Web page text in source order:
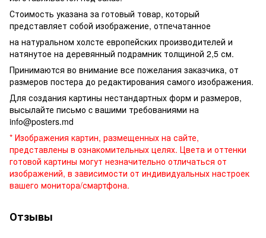
Стоимость указана за готовый товар, который
представляет собой изображение, отпечатанное
на натуральном холсте европейских производителей и
натянутое на деревянный подрамник толщиной 2,5 см.
Принимаются во внимание все пожелания заказчика, от
размеров постера до редактирования самого изображения.
Для создания картины нестандартных форм и размеров,
высылайте письмо c вашими требованиями на
info@posters.md
* Изображения картин, размещенных на сайте,
представлены в ознакомительных целях. Цвета и оттенки
готовой картины могут незначительно отличаться от
изображений, в зависимости от индивидуальных настроек
вашего монитора/смартфона.
Отзывы